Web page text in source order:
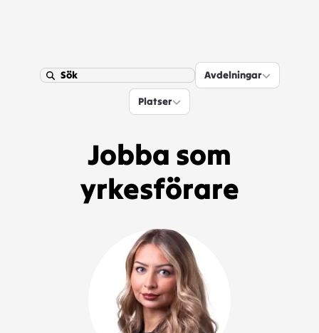
Search
Avdelningar
Avdelningar
Platser
Platser
Jobba som
yrkesförare